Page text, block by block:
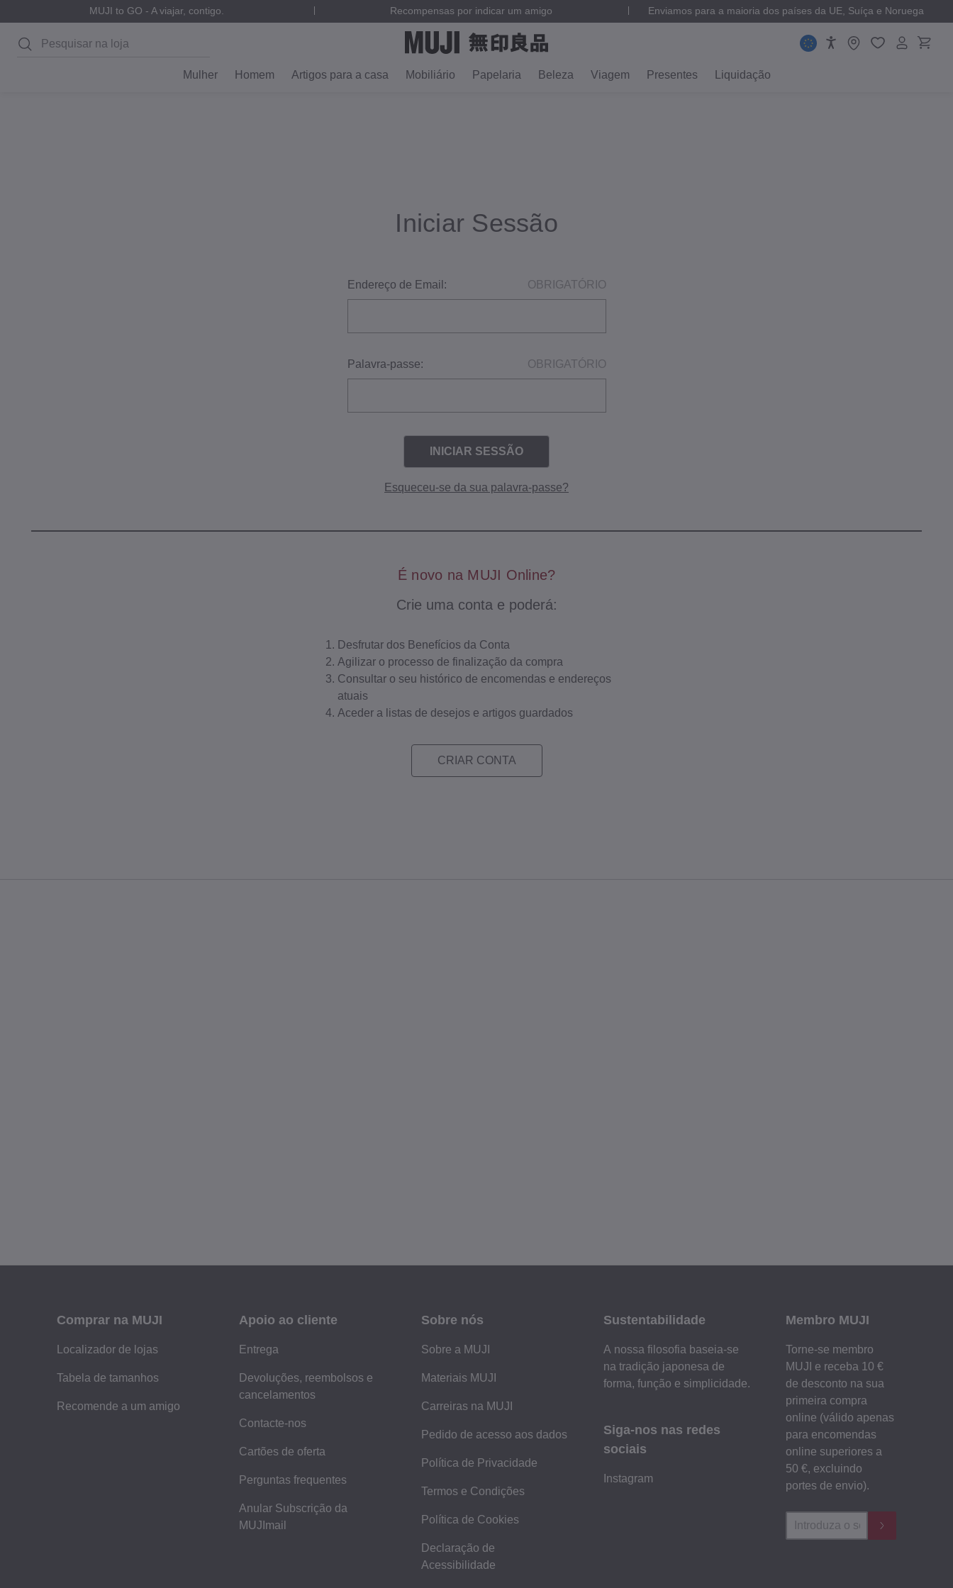
MUJI to GO - A viajar, contigo. Recompensas por indicar um amigo Enviamos para a maioria dos países da UE, Suíça e Noruega
Pesquisar
Mulher Homem Artigos para a casa Mobiliário Papelaria Beleza Viagem Presentes Liquidação
Iniciar Sessão
Endereço de Email: OBRIGATÓRIO
Palavra-passe: OBRIGATÓRIO
Esqueceu-se da sua palavra-passe?
É novo na MUJI Online?
Crie uma conta e poderá:
Desfrutar dos Benefícios da Conta
Agilizar o processo de finalização da compra
Consultar o seu histórico de encomendas e endereços
atuais
Aceder a listas de desejos e artigos guardados
CRIAR CONTA
Comprar na MUJI
Localizador de lojas
Tabela de tamanhos
Recomende a um amigo
Apoio ao cliente
Entrega
Devoluções, reembolsos e
cancelamentos
Contacte-nos
Cartões de oferta
Perguntas frequentes
Anular Subscrição da
MUJImail
Sobre nós
Sobre a MUJI
Materiais MUJI
Carreiras na MUJI
Pedido de acesso aos dados
Política de Privacidade
Termos e Condições
Política de Cookies
Declaração de
Acessibilidade
Sustentabilidade
A nossa filosofia baseia-se
na tradição japonesa de
forma, função e simplicidade.
Siga-nos nas redes
sociais
Instagram
Membro MUJI
Torne-se membro
MUJI e receba 10 €
de desconto na sua
primeira compra
online (válido apenas
para encomendas
online superiores a
50 €, excluindo
portes de envio).